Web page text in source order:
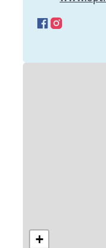
Facebook
Instagram
Plan de rue
+